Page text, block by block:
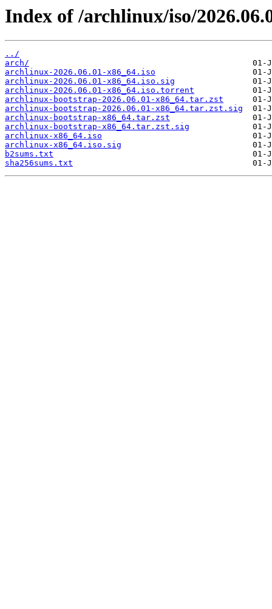
Index of /archlinux/iso/
../
arch/
archlinux-2026.06.01-x86_64.iso
archlinux-2026.06.01-x86_64.iso.sig
archlinux-2026.06.01-x86_64.iso.torrent
archlinux-bootstrap-2026.06.01-x86_64.tar.zst
archlinux-bootstrap-2026.06.01-x86_64.tar.zst.sig
archlinux-bootstrap-x86_64.tar.zst
archlinux-bootstrap-x86_64.tar.zst.sig
archlinux-x86_64.iso
archlinux-x86_64.iso.sig
b2sums.txt
sha256sums.txt